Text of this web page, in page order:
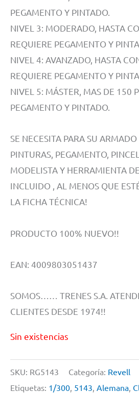
PEGAMENTO Y PINTADO.
NIVEL 3: MODERADO, HASTA
REQUIERE PEGAMENTO Y
NIVEL 4: AVANZADO, HASTA
REQUIERE PEGAMENTO Y
NIVEL 5: MÁSTER, MAS DE 150
PEGAMENTO Y PINTADO.
SE NECESITA PARA SU ARMADO
PINTURAS, PEGAMENTO,
MODELISTA Y HERRAMIENTA
INCLUIDO , AL MENOS QUE
LA FICHA TÉCNICA!
PRODUCTO 100% NUEVO!!
EAN: 4009803051437
SOMOS…… TRENES S.A.
CLIENTES DESDE 1974!!
Sin existencias
SKU: RG5143 Categoría: Revell
Etiquetas: 1/300 5143 Alemana